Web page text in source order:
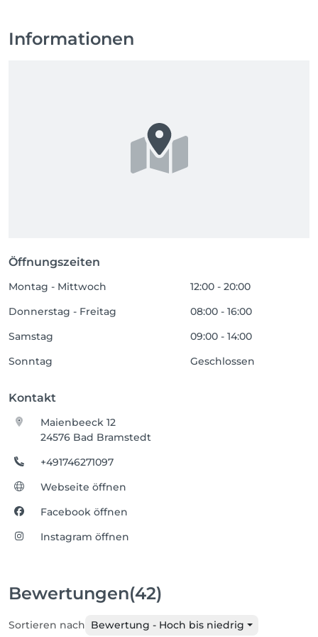
Informationen
Öffnungszeiten
Montag - Mittwoch
12:00 - 20:00
Donnerstag - Freitag
08:00 - 16:00
Samstag
09:00 - 14:00
Sonntag
Geschlossen
Kontakt
Maienbeeck 12
24576 Bad Bramstedt
+491746271097
Webseite öffnen
Facebook öffnen
Instagram öffnen
Bewertungen(42)
Sortieren nach Bewertung - Hoch bis niedrig